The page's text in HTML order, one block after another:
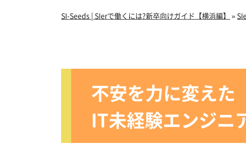
SI-Seeds | SIerで働くには?新卒向けガイド【横浜編】 »
不安を力に変えた
IT未経験エンジニ